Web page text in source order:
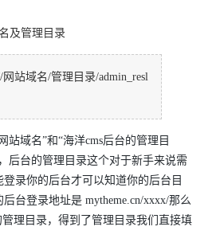
及管理目录
网站域名/管理目录/admin_resl
站域名”和“海洋cms后台的管理目
后台的管理目录这个对于新手来说需
录你的后台才可以知道你的后台目
台登录地址是 mytheme.cn/xxxx/那么
理目录，得到了管理目录我们直接填